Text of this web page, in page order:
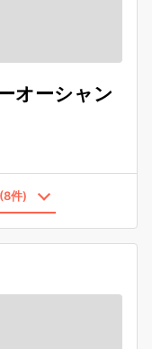
オーシャン
件)